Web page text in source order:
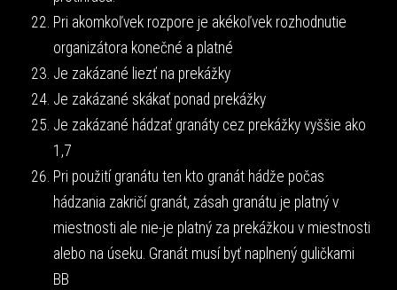
Pri akomkoľvek rozpore je akékoľvek rozhodnutie
organizátora konečné a platné
Je zakázané liezť na prekážky
Je zakázané skákať ponad prekážky
Je zakázané hádzať granáty cez prekážky vyššie ako
1,7
Pri použití granátu ten kto granát hádže počas
hádzania zakričí granát, zásah granátu je platný v
miestnosti ale nie-je platný za prekážkou v miestnosti
alebo na úseku. Granát musí byť naplnený guličkami
BB